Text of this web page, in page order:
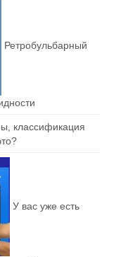
Ретробульбарный
У вас уже есть